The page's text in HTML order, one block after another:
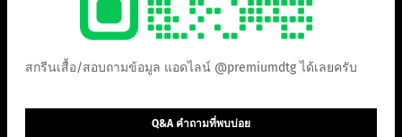
สกรีนเสื้อ/สอบถามข้อมูล แอดไลน์ @premiumdtg ได้เลยครับ
Q&A คำถามที่พบบ่อย